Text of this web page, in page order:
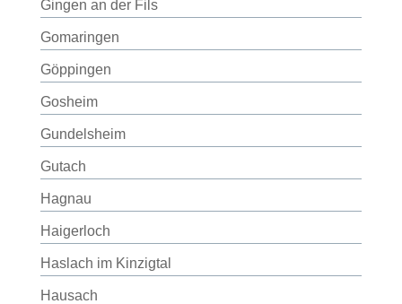
Gingen an der Fils
Gomaringen
Göppingen
Gosheim
Gundelsheim
Gutach
Hagnau
Haigerloch
Haslach im Kinzigtal
Hausach